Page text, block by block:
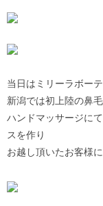
当日はミリーラボー
新潟では初上陸の鼻
ハンドマッサージに
スを作り
お越し頂いたお客様